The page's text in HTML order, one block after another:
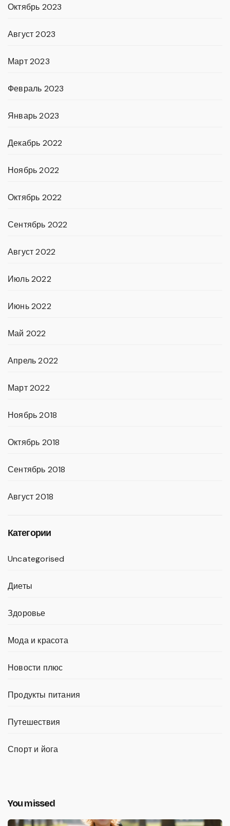
Октябрь 2023
Август 2023
Март 2023
Февраль 2023
Январь 2023
Декабрь 2022
Ноябрь 2022
Октябрь 2022
Сентябрь 2022
Август 2022
Июль 2022
Июнь 2022
Май 2022
Апрель 2022
Март 2022
Ноябрь 2018
Октябрь 2018
Сентябрь 2018
Август 2018
Категории
Uncategorised
Диеты
Здоровье
Мода и красота
Новости плюс
Продукты питания
Путешествия
Спорт и йога
You missed